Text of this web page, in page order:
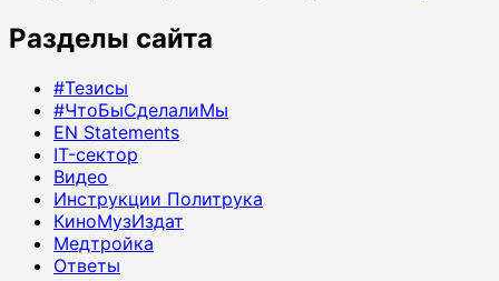
Разделы сайта
#Тезисы
#ЧтоБыСделалиМы
EN Statements
IT-сектор
Видео
Инструкции Политрука
КиноМузИздат
Медтройка
Ответы